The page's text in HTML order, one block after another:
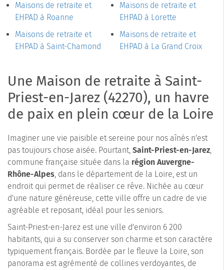
Maisons de retraite et
EHPAD à Roanne
Maisons de retraite et
EHPAD à Saint-Chamond
Maisons de retraite et
EHPAD à Lorette
Maisons de retraite et
EHPAD à La Grand Croix
Une Maison de retraite à Saint-
Priest-en-Jarez (42270), un havre
de paix en plein cœur de la Loire
Imaginer une vie paisible et sereine pour nos aînés n'est
pas toujours chose aisée. Pourtant, Saint-Priest-en-Jarez,
commune française située dans la région Auvergne-
Rhône-Alpes, dans le département de la Loire, est un
endroit qui permet de réaliser ce rêve. Nichée au cœur
d'une nature généreuse, cette ville offre un cadre de vie
agréable et reposant, idéal pour les seniors.
Saint-Priest-en-Jarez est une ville d'environ 6 200
habitants, qui a su conserver son charme et son caractère
typiquement français. Bordée par le fleuve la Loire, son
panorama est agrémenté de collines verdoyantes, de